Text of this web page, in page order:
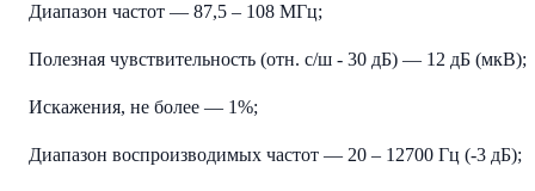
Диапазон частот — 87,5 – 108 МГц;
Полезная чувствительность (отн. с/ш - 30 дБ) — 12 дБ (мкВ);
Искажения, не более — 1%;
Диапазон воспроизводимых частот — 20 – 12700 Гц (-3 дБ);